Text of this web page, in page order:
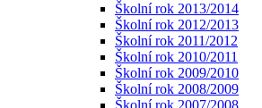
Školní rok 2013/2014
Školní rok 2012/2013
Školní rok 2011/2012
Školní rok 2010/2011
Školní rok 2009/2010
Školní rok 2008/2009
Školní rok 2007/2008